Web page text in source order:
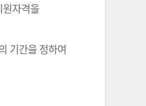
자격을
기간을 정하여